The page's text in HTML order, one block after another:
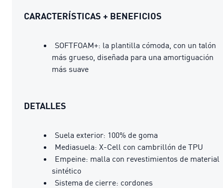
CARACTERÍSTICAS + BENEFICIOS
SOFTFOAM+: la plantilla cómoda, con un talón
más grueso, diseñada para una amortiguación
más suave
DETALLES
Suela exterior: 100% de goma
Mediasuela: X-Cell con cambrillón de TPU
Empeine: malla con revestimientos de material
sintético
Sistema de cierre: cordones